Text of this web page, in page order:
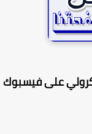
على فيسبوك